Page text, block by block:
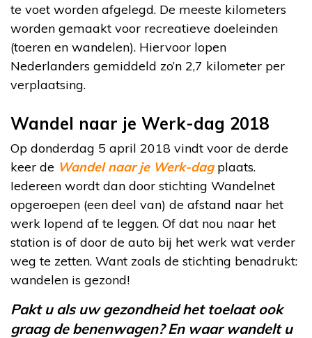
te voet worden afgelegd. De meeste kilometers
worden gemaakt voor recreatieve doeleinden
(toeren en wandelen). Hiervoor lopen
Nederlanders gemiddeld zo’n 2,7 kilometer per
verplaatsing.
Wandel naar je Werk-dag 2018
Op donderdag 5 april 2018 vindt voor de derde
keer de Wandel naar je Werk-dagplaats.
Iedereen wordt dan door stichting Wandelnet
opgeroepen (een deel van) de afstand naar het
werk lopend af te leggen. Of dat nou naar het
station is of door de auto bij het werk wat verder
weg te zetten. Want zoals de stichting benadrukt:
wandelen is gezond!
Pakt u als uw gezondheid het toelaat ook
graag de benenwagen? En waar wandelt u